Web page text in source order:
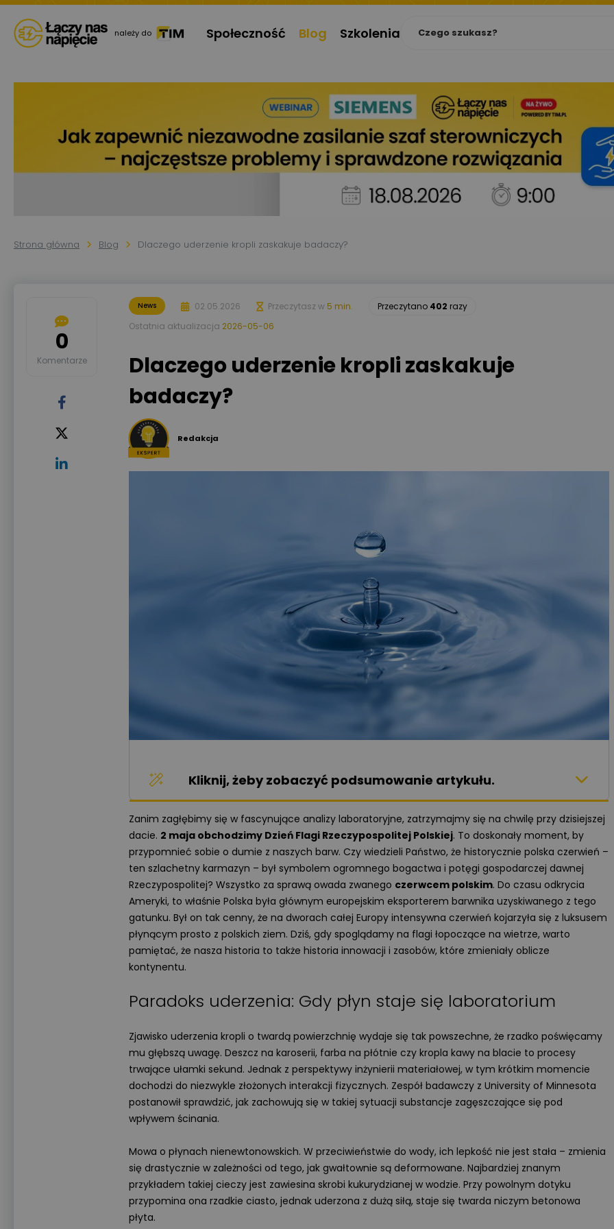
należy do Społeczność Blog Szkolenia
Strona główna Blog Dlaczego uderzenie kropli zaskakuje badaczy?
News 02.05.2026 Przeczytasz w 5 min. Przeczytano 402 razy
Ostatnia aktualizacja 2026-05-06
Dlaczego uderzenie kropli zaskakuje
badaczy?
Redakcja
Kliknij, żeby zobaczyć podsumowanie artykułu.
Zanim zagłębimy się w fascynujące analizy laboratoryjne, zatrzymajmy się na chwilę przy dzisiejszej
dacie. 2 maja obchodzimy Dzień Flagi Rzeczypospolitej Polskiej. To doskonały moment, by
przypomnieć sobie o dumie z naszych barw. Czy wiedzieli Państwo, że historycznie polska czerwień –
ten szlachetny karmazyn – był symbolem ogromnego bogactwa i potęgi gospodarczej dawnej
Rzeczypospolitej? Wszystko za sprawą owada zwanego czerwcem polskim. Do czasu odkrycia
Ameryki, to właśnie Polska była głównym europejskim eksporterem barwnika uzyskiwanego z tego
gatunku. Był on tak cenny, że na dworach całej Europy intensywna czerwień kojarzyła się z luksusem
płynącym prosto z polskich ziem. Dziś, gdy spoglądamy na flagi łopoczące na wietrze, warto
pamiętać, że nasza historia to także historia innowacji i zasobów, które zmieniały oblicze
kontynentu.
Paradoks uderzenia: Gdy płyn staje się laboratorium
Zjawisko uderzenia kropli o twardą powierzchnię wydaje się tak powszechne, że rzadko poświęcamy
mu głębszą uwagę. Deszcz na karoserii, farba na płótnie czy kropla kawy na blacie to procesy
trwające ułamki sekund. Jednak z perspektywy inżynierii materiałowej, w tym krótkim momencie
dochodzi do niezwykle złożonych interakcji fizycznych. Zespół badawczy z University of Minnesota
postanowił sprawdzić, jak zachowują się w takiej sytuacji substancje zagęszczające się pod
wpływem ścinania.
Mowa o płynach nienewtonowskich. W przeciwieństwie do wody, ich lepkość nie jest stała – zmienia
się drastycznie w zależności od tego, jak gwałtownie są deformowane. Najbardziej znanym
przykładem takiej cieczy jest zawiesina skrobi kukurydzianej w wodzie. Przy powolnym dotyku
przypomina ona rzadkie ciasto, jednak uderzona z dużą siłą, staje się twarda niczym betonowa
płyta.
0
Komentarze